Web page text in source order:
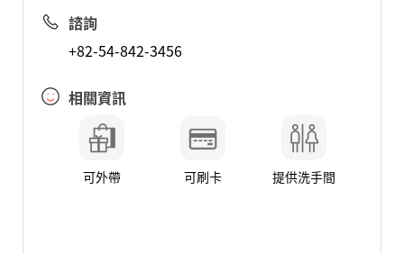
諮詢
+82-54-842-3456
相關資訊
可外帶 可刷卡 提供洗手間